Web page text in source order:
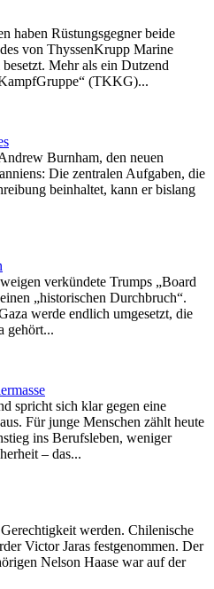
haben Rüstungsgegner beide
von ThyssenKrupp Marine
Mehr als ein Dutzend
(TKKG)...
Burnham, den neuen
Die zentralen Aufgaben, die
beinhaltet, kann er bislang
verkündete Trumps „Board
„historischen Durchbruch“.
werde endlich umgesetzt, die
gehört...
spricht sich klar gegen eine
Für junge Menschen zählt heute
ins Berufsleben, weniger
– das...
werden. Chilenische
Victor Jaras festgenommen. Der
Nelson Haase war auf der